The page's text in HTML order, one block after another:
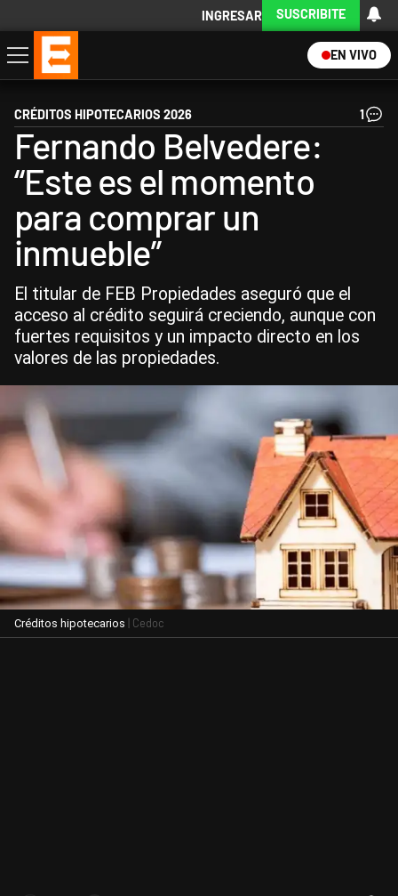
INGRESAR SUSCRIBITE
EN VIVO
Economía
Política
Internacional
Actualidad
Descargá la App
CRÉDITOS HIPOTECARIOS 2026 1
Fernando Belvedere:
“Este es el momento
para comprar un
inmueble”
El titular de FEB Propiedades aseguró que el
acceso al crédito seguirá creciendo, aunque con
fuertes requisitos y un impacto directo en los
valores de las propiedades.
Créditos hipotecarios | Cedoc